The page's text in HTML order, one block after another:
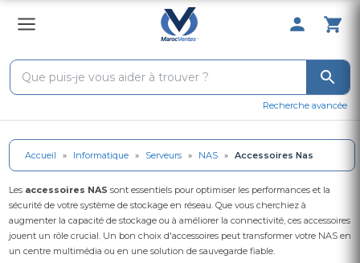
0 Produit
Recherche avancée
Accueil » Informatique » Serveurs » NAS » Accessoires Nas
Les accessoires NAS sont essentiels pour optimiser les performances et la
sécurité de votre système de stockage en réseau. Que vous cherchiez à
augmenter la capacité de stockage ou à améliorer la connectivité, ces accessoires
jouent un rôle crucial. Un bon choix d'accessoires peut transformer votre NAS en
un centre multimédia ou en une solution de sauvegarde fiable.